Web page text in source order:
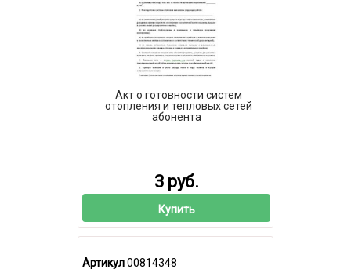
Акт о готовности систем
отопления и тепловых сетей
абонента
3 руб.
Купить
Артикул00814348